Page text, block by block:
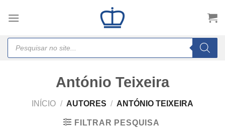
Products
search
António Teixeira
INÍCIO / AUTORES / ANTÓNIO TEIXEIRA
FILTRAR PESQUISA